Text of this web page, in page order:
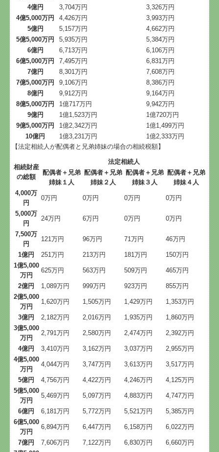
4億円
3,704万円
3,326万円
4億5,000万円
4,426万円
3,993万円
5億円
5,157万円
4,662万円
5億5,000万円
5,935万円
5,384万円
6億円
6,713万円
6,106万円
6億5,000万円
7,495万円
6,831万円
7億円
8,301万円
7,608万円
7億5,000万円
9,106万円
8,386万円
8億円
9,912万円
9,164万円
8億5,000万円
1億717万円
9,942万円
9億円
1億1,523万円
1億720万円
9億5,000万円
1億2,342万円
1億1,499万円
10億円
1億3,231万円
1億2,333万円
【法定相続人が配偶者と兄弟姉妹の場合の相続税額】
相続財産
の総額
法定相続人
配偶者＋兄弟
姉妹１人
配偶者＋兄弟
姉妹２人
配偶者＋兄弟
姉妹３人
配偶者＋兄弟
姉妹４人
4,000万
円
0万円 0万円 0万円 0万円
5,000万
円
24万円 6万円 0万円 0万円
7,500万
円
121万円 96万円 71万円 46万円
1億円 251万円 213万円 181万円
150万円
1億5,000
万円
625万円 563万円 509万円 465万円
2億円 1,089万円 999万円 923万円
855万円
2億5,000
万円
1,620万円 1,505万円 1,429万円 1,353万円
3億円 2,182万円 2,016万円 1,935万円
1,860万円
3億5,000
万円
2,791万円 2,580万円 2,474万円 2,392万円
4億円 3,410万円 3,162万円 3,037万円
2,955万円
4億5,000
万円
4,044万円 3,747万円 3,613万円 3,517万円
5億円 4,756万円 4,422万円 4,246万円
4,125万円
5億5,000
万円
5,469万円 5,097万円 4,883万円 4,747万円
6億円 6,181万円 5,772万円 5,521万円
5,385万円
6億5,000
万円
6,894万円 6,447万円 6,158万円 6,022万円
7億円 7,606万円 7,122万円 6,830万円
6,660万円